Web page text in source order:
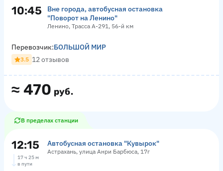
10:45
Вне города, автобусная остановка
"Поворот на Ленино"
Ленино, Трасса А-291, 56-й км
≈ 470 руб.
Перевозчик:БОЛЬШОЙ МИР
3.5 12 отзывов
В пределах станции
12:15 Автобусная остановка "Кувырок"
Астрахань, улица Анри Барбюса, 17г
17 ч 25 м
в пути